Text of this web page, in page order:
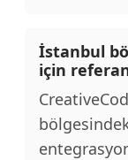
İstanbul
için